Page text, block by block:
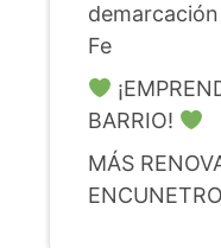
Fe
BARRIO!
MÁS
ENCUNETRO